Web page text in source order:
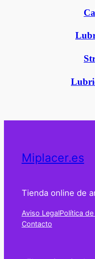
Miplacer.es
Tienda online de
Aviso LegalPolítica
Contacto